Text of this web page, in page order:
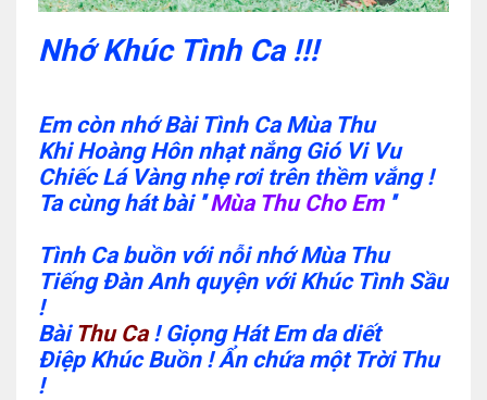
Nhớ Khúc Tình Ca !!!
Em còn nhớ Bài Tình Ca Mùa Thu
Khi Hoàng Hôn nhạt nắng Gió Vi Vu
Chiếc Lá Vàng nhẹ rơi trên thềm vắng !
Ta cùng hát bài ''Mùa Thu Cho Em ''
Tình Ca buồn với nỗi nhớ Mùa Thu
Tiếng Đàn Anh quyện với Khúc Tình Sầu
!
Bài Thu Ca ! Giọng Hát Em da diết
Điệp Khúc Buồn ! Ẩn chứa một Trời Thu
!